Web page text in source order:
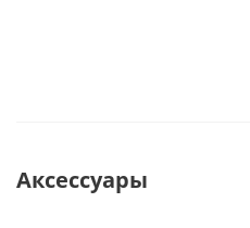
Аксессуары